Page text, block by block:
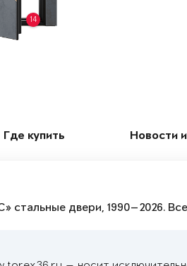
14
Где купить Новости
двери, 1990—2026.